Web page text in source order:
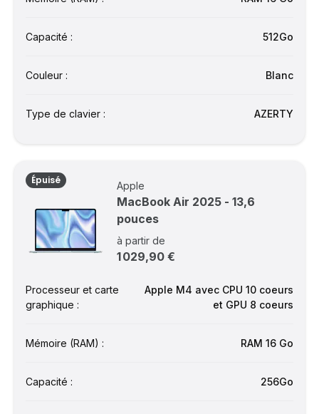
Capacité : 512Go
Couleur : Blanc
Type de clavier : AZERTY
Épuisé Apple
MacBook Air 2025 - 13,6
pouces
à partir de
1 029,90 €
Processeur et carte
graphique :
Apple M4 avec CPU 10 coeurs
et GPU 8 coeurs
Mémoire (RAM) : RAM 16 Go
Capacité : 256Go